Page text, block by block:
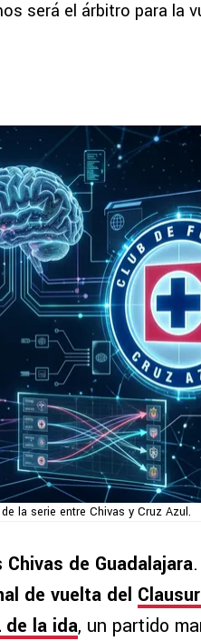
será el árbitro para la
la serie entre Chivas y Cruz Azul.
Chivas de Guadalajara
de vuelta del
de la ida, un partido